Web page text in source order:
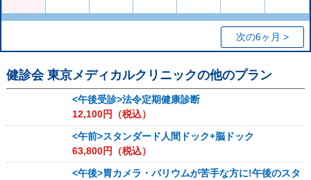
次の6ヶ月 >
健診会 東京メディカルクリニックの他のプラン
<午後受診>法令定期健康診断
12,100円（税込）
<午前>スタンダード人間ドック+脳ドック
63,800円（税込）
<午後>胃カメラ・バリウムが苦手な方に!午後のスタ